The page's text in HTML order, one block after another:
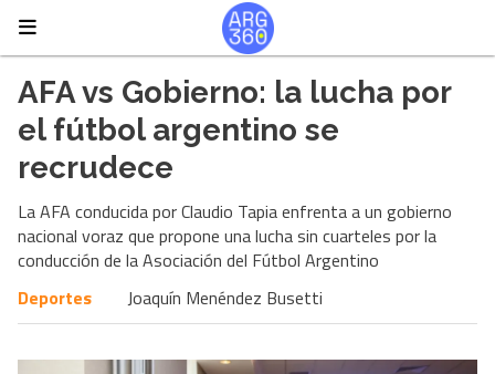
AFA vs Gobierno: la lucha por
el fútbol argentino se
recrudece
La AFA conducida por Claudio Tapia enfrenta a un gobierno
nacional voraz que propone una lucha sin cuarteles por la
conducción de la Asociación del Fútbol Argentino
Deportes
Joaquín Menéndez Busetti